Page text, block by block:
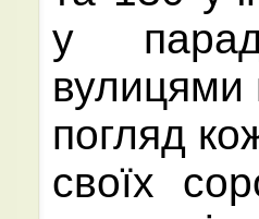
у
вулицями
погляд
своїх